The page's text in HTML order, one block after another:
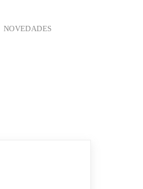
NOVEDADES